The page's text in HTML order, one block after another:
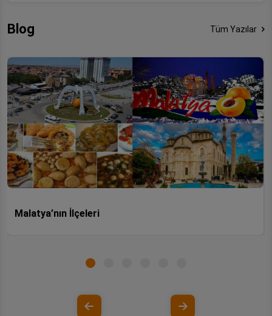
Blog Tüm Yazılar
Malatya’nın İlçeleri